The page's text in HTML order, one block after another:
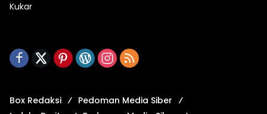
Kukar
Box Redaksi
Pedoman Media Siber